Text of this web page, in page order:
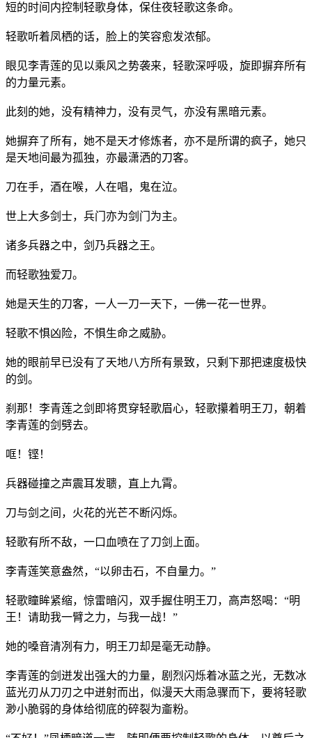
短的时间内控制轻歌身体，保住夜轻歌这条命。
轻歌听着凤栖的话，脸上的笑容愈发浓郁。
眼见李青莲的见以乘风之势袭来，轻歌深呼吸，旋即摒弃所有
的力量元素。
此刻的她，没有精神力，没有灵气，亦没有黑暗元素。
她摒弃了所有，她不是天才修炼者，亦不是所谓的疯子，她只
是天地间最为孤独，亦最潇洒的刀客。
刀在手，酒在喉，人在唱，鬼在泣。
世上大多剑士，兵门亦为剑门为主。
诸多兵器之中，剑乃兵器之王。
而轻歌独爱刀。
她是天生的刀客，一人一刀一天下，一佛一花一世界。
轻歌不惧凶险，不惧生命之威胁。
她的眼前早已没有了天地八方所有景致，只剩下那把速度极快
的剑。
刹那！李青莲之剑即将贯穿轻歌眉心，轻歌攥着明王刀，朝着
李青莲的剑劈去。
哐！铿！
兵器碰撞之声震耳发聩，直上九霄。
刀与剑之间，火花的光芒不断闪烁。
轻歌有所不敌，一口血喷在了刀剑上面。
李青莲笑意盎然，“以卵击石，不自量力。”
轻歌瞳眸紧缩，惊雷暗闪，双手握住明王刀，高声怒喝：“明
王！请助我一臂之力，与我一战！”
她的嗓音清冽有力，明王刀却是毫无动静。
李青莲的剑迸发出强大的力量，剧烈闪烁着冰蓝之光，无数冰
蓝光刃从刀刃之中迸射而出，似漫天大雨急骤而下，要将轻歌
渺小脆弱的身体给彻底的碎裂为齑粉。